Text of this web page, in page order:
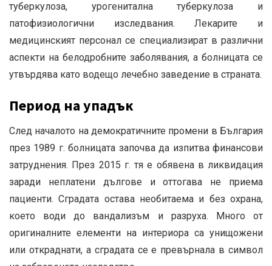
туберкулоза, урогенитална туберкулоза и
патофизиологични изследвания.
Лекарите и
медицинският персонал се специализират в различни
аспекти на белодробните заболявания, а болницата се
утвърдява като водещо лечебно заведение в страната.
Период на упадък
След началото на демократичните промени в България
през 1989 г. болницата започва да изпитва финансови
затруднения. През 2015 г. тя е обявена в ликвидация
заради неплатени дългове и оттогава не приема
пациенти. Сградата остава необитаема и без охрана,
което води до вандализъм и разруха.
Много от
оригиналните елементи на интериора са унищожени
или откраднати, а сградата се е превърнала в символ